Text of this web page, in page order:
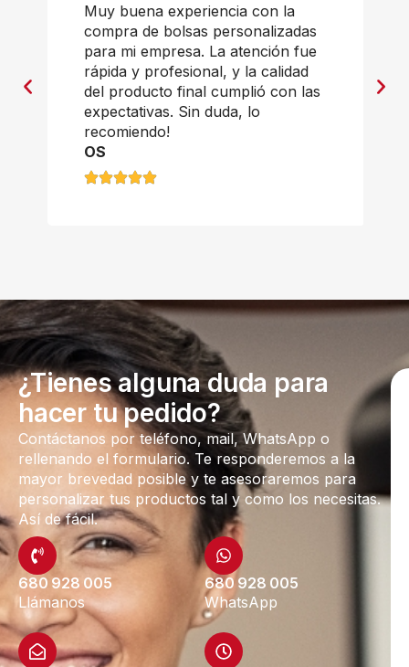
Muy buena experiencia con la
compra de bolsas personalizadas
para mi empresa. La atención fue
rápida y profesional, y la calidad
del producto final cumplió con las
expectativas. Sin duda, lo
recomiendo!
OS
¿Tienes alguna duda para
hacer tu pedido?
Contáctanos por teléfono, mail, WhatsApp o
rellenando el formulario. Te responderemos a la
mayor brevedad posible y te asesoraremos para
personalizar tus productos tal y como los necesitas.
Así de fácil.
680 928 005
Llámanos
680 928 005
WhatsApp